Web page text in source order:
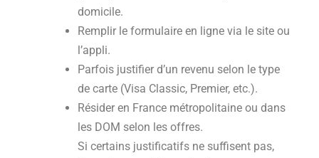
domicile.
Remplir le formulaire en ligne via le site ou
l’appli.
Parfois justifier d’un revenu selon le type
de carte (Visa Classic, Premier, etc.).
Résider en France métropolitaine ou dans
les DOM selon les offres.
Si certains justificatifs ne suffisent pas,